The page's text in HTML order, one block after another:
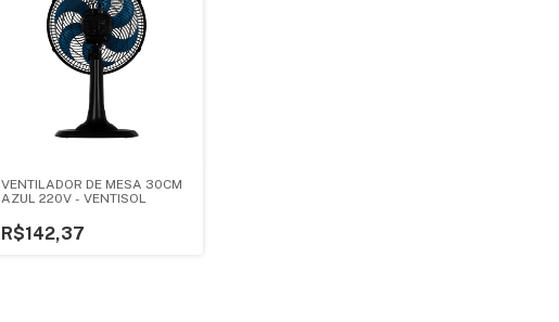
VENTILADOR DE MESA 30CM
AZUL 220V - VENTISOL
R$142,37